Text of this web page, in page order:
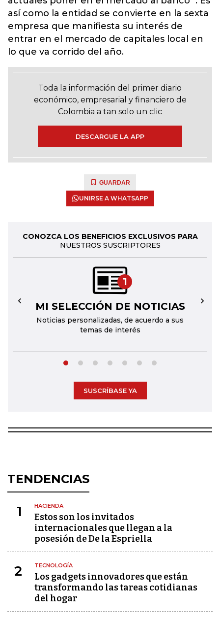
así como la entidad se convierte en la sexta
empresa que manifiesta su interés de
entrar en el mercado de capitales local en
lo que va corrido del año.
Toda la información del primer diario
económico, empresarial y financiero de
Colombia a tan solo un clic
DESCARGUE LA APP
GUARDAR
UNIRSE A WHATSAPP
CONOZCA LOS BENEFICIOS EXCLUSIVOS PARA
NUESTROS SUSCRIPTORES
1
MI SELECCIÓN DE NOTICIAS
Noticias personalizadas, de acuerdo a sus
temas de interés
← →
SUSCRÍBASE YA
TENDENCIAS
1 HACIENDA
Estos son los invitados
internacionales que llegan a la
posesión de De la Espriella
2 TECNOLOGÍA
Los gadgets innovadores que están
transformando las tareas cotidianas
del hogar